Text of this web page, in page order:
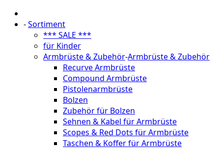
-Sortiment
*** SALE ***
für Kinder
Armbrüste & Zubehör-Armbrüste & Zubehör
Recurve Armbrüste
Compound Armbrüste
Pistolenarmbrüste
Bolzen
Zubehör für Bolzen
Sehnen & Kabel für Armbrüste
Scopes & Red Dots für Armbrüste
Taschen & Koffer für Armbrüste